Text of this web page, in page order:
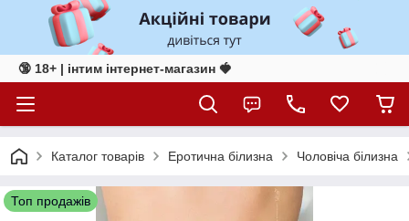
🔞 18+ | інтим інтернет-магазин 🍓
Каталог товарів Еротична білизна Чоловіча білизна
Топ продажів